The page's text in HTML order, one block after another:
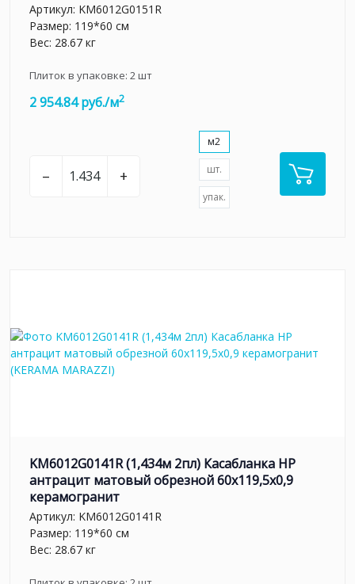
Артикул: KM6012G0151R
Размер: 119*60 см
Вес: 28.67 кг
Плиток в упаковке: 2шт
2 954.84 руб./м2
– +
м2
шт.
упак.
KM6012G0141R (1,434м 2пл) Касабланка HP
антрацит матовый обрезной 60x119,5x0,9
керамогранит
Артикул: KM6012G0141R
Размер: 119*60 см
Вес: 28.67 кг